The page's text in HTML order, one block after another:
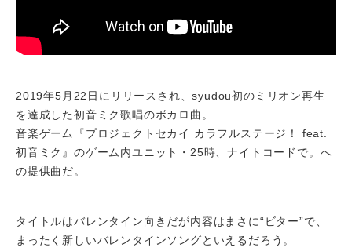
2019年5月22日にリリースされ、syudou初のミリオン再生
を達成した初音ミク歌唱のボカロ曲。
音楽ゲー厶『プロジェクトセカイ カラフルステージ！ feat.
初音ミク』のゲーム内ユニット・25時、ナイトコードで。へ
の提供曲だ。
タイトルはバレンタイン向きだが内容はまさに“ビター”で、
まったく新しいバレンタインソングといえるだろう。